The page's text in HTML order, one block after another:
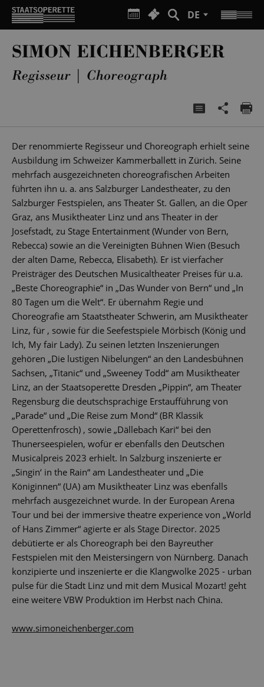
DE
SIMON EICHENBERGER
Regisseur | Choreograph
Der renommierte Regisseur und Choreograph erhielt seine
Ausbildung im Schweizer Kammerballett in Zürich. Seine
mehrfach ausgezeichneten choreografischen Arbeiten
führten ihn u. a. ans Salzburger Landestheater, zu den
Salzburger Festspielen, ans Theater St. Gallen, an die Oper
Graz, ans Musiktheater Linz und ans Theater in der
Josefstadt, zu Stage Entertainment (Wunder von Bern,
Rebecca) sowie an die Vereinigten Bühnen Wien (Besuch
der alten Dame, Rebecca, Elisabeth). Er ist vierfacher
Preisträger des Deutschen Musicaltheater Preises für u.a.
„Beste Choreographie“ in „Das Wunder von Bern“ und „In
80 Tagen um die Welt“. Er übernahm Regie und
Choreografie am Staatstheater Schwerin, am Musiktheater
Linz, für , sowie für die Seefestspiele Mörbisch (König und
Ich, My fair Lady). Zu seinen letzten Inszenierungen
gehören „Die lustigen Nibelungen“ an den Landesbühnen
Sachsen, „Titanic“ und „Sweeney Todd“ am Musiktheater
Linz, an der Staatsoperette Dresden „Pippin“, am Theater
Regensburg die deutschsprachige Erstaufführung von
„Parade“ und „Die Reise zum Mond“ (BR Klassik
Operettenfrosch) , sowie „Dällebach Kari“ bei den
Thunerseespielen, wofür er ebenfalls den Deutschen
Musicalpreis 2023 erhielt. In Salzburg inszenierte er
„Singin‘ in the Rain“ am Landestheater und „Die
Königinnen“ (UA) am Musiktheater Linz was ebenfalls
mehrfach ausgezeichnet wurde. In der European Arena
Tour und bei der immersive theatre experience von „World
of Hans Zimmer“ agierte er als Stage Director. 2025
debütierte er als Choreograph bei den Bayreuther
Festspielen mit den Meistersingern von Nürnberg. Danach
konzipierte und inszenierte er die Klangwolke 2025 - urban
pulse für die Stadt Linz und mit dem Musical Mozart! geht
eine weitere VBW Produktion im Herbst nach China.
www.simoneichenberger.com